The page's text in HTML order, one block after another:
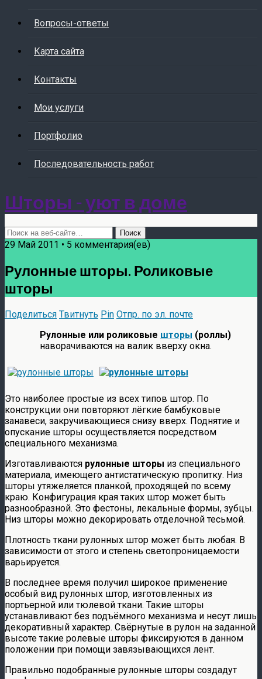
Вопросы-ответы
Карта сайта
Контакты
Мои услуги
Портфолио
Последовательность работ
Шторы - уют в доме
29 Май 2011 • 5 комментария(ев)
Рулонные шторы. Роликовые
шторы
Поделиться Твитнуть Pin Отпр. по эл. почте
Рулонные или роликовые шторы (роллы)
наворачиваются на валик вверху окна.
Это наиболее простые из всех типов штор. По
конструкции они повторяют лёгкие бамбуковые
занавеси, закручивающиеся снизу вверх. Поднятие и
опускание шторы осуществляется посредством
специального механизма.
Изготавливаются рулонные шторы из специального
материала, имеющего антистатическую пропитку. Низ
шторы утяжеляется планкой, проходящей по всему
краю. Конфигурация края таких штор может быть
разнообразной. Это фестоны, лекальные формы, зубцы.
Низ шторы можно декорировать отделочной тесьмой.
Плотность ткани рулонных штор может быть любая. В
зависимости от этого и степень светопроницаемости
варьируется.
В последнее время получил широкое применение
особый вид рулонных штор, изготовленных из
портьерной или тюлевой ткани. Такие шторы
устанавливают без подъёмного механизма и несут лишь
декоративный характер. Свёрнутые в рулон на заданной
высоте такие ролевые шторы фиксируются в данном
положении при помощи завязывающихся лент.
Правильно подобранные рулонные шторы создадут